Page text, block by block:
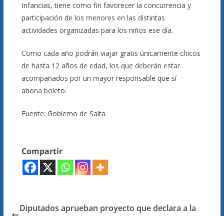
Infancias, tiene como fin favorecer la concurrencia y
participación de los menores en las distintas
actividades organizadas para los niños ese día.
Como cada año podrán viajar gratis únicamente chicos
de hasta 12 años de edad, los que deberán estar
acompañados por un mayor responsable que sí
abona boleto.
Fuente: Gobierno de Salta
Compartir
Diputados aprueban proyecto que declara a la